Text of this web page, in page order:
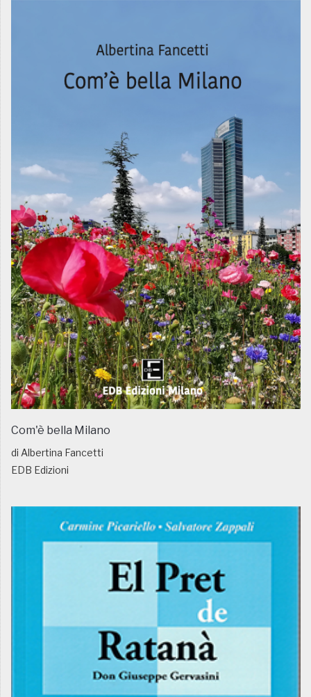
Com'è bella Milano
di Albertina Fancetti
EDB Edizioni